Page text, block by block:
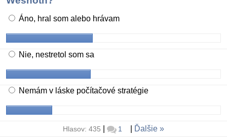
Áno, hral som alebo hrávam
Nie, nestretol som sa
Nemám v láske počítačové stratégie
Hlasov: 435 1 Ďalšie